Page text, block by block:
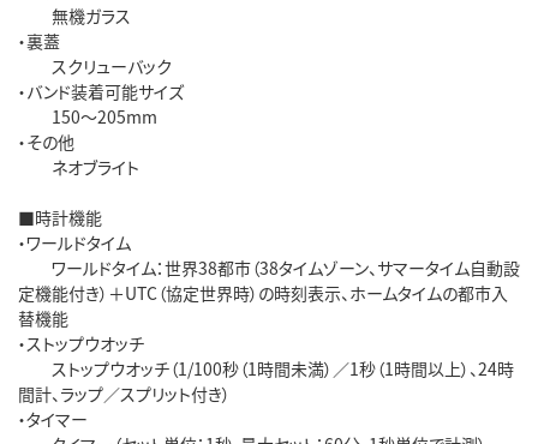
無機ガラス
・裏蓋
スクリューバック
・バンド装着可能サイズ
150～205mm
・その他
ネオブライト
■時計機能
・ワールドタイム
ワールドタイム：世界38都市（38タイムゾーン、サマータイム自動設
定機能付き）＋UTC（協定世界時）の時刻表示、ホームタイムの都市入
替機能
・ストップウオッチ
ストップウオッチ（1/100秒（1時間未満）／1秒（1時間以上）、24時
間計、ラップ／スプリット付き）
・タイマー